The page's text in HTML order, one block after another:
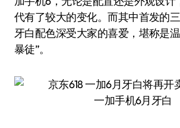
代有了较大的变化。而其中首发的
牙白配色深受大家的喜爱，堪称是
暴徒”。
一加手机6月牙白